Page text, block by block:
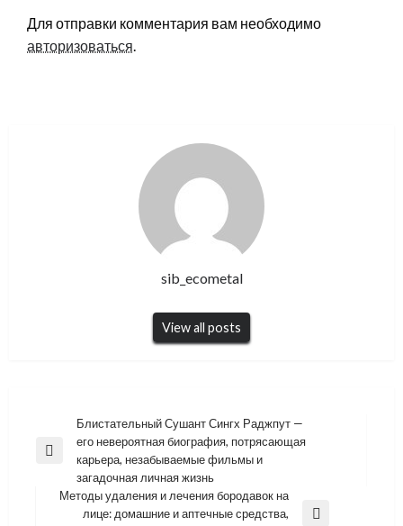
Для отправки комментария вам необходимо
авторизоваться.
sib_ecometal
View all posts
Навигация
по
записям
Previous
Блистательный Сушант Сингх Раджпут —
его невероятная биография, потрясающая
карьера, незабываемые фильмы и
загадочная личная жизнь
Методы удаления и лечения бородавок на
лице: домашние и аптечные средства,